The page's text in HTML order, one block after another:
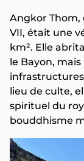
Angkor Thom,
VII, était une
km². Elle
le Bayon,
lieu de culte,
spirituel du
bouddhisme